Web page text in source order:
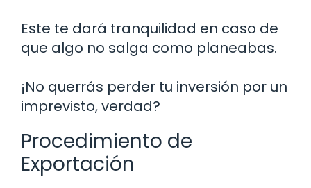
Este te dará tranquilidad en caso de
que algo no salga como planeabas.
¡No querrás perder tu inversión por un
imprevisto, verdad?
Procedimiento de
Exportación